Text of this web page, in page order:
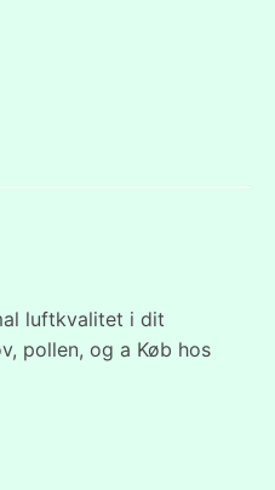
luftkvalitet i dit
pollen, og a Køb hos